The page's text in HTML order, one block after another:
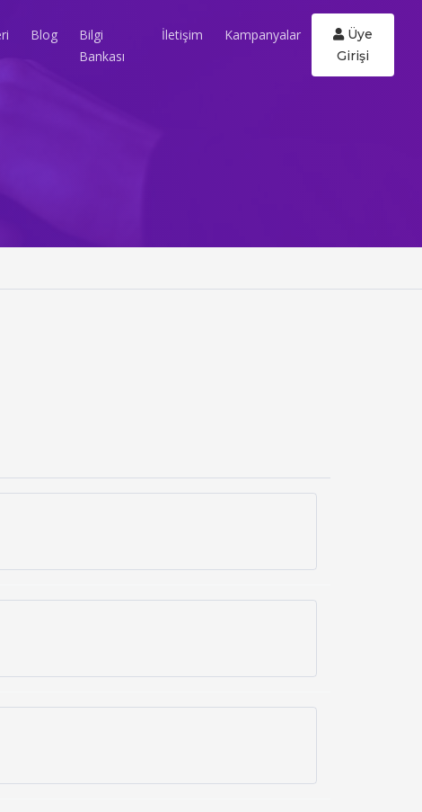
Blog
Bilgi
Bankası
İletişim Kampanyalar
Üye
Girişi